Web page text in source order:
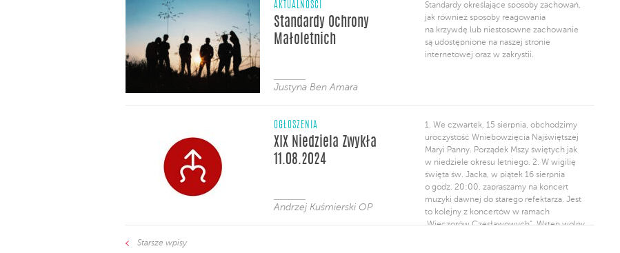
na naszej stronie internetowej
oraz w zakrystii. W naszym klasztorze osobą
zaufania, odpowiedzialną za standardy
ochrony […]
AKTUALNOŚCI
Standardy Ochrony
Małoletnich
Justyna Ben Amara
Standardy określające sposoby zachowań,
jak również sposoby reagowania
na krzywdę lub niestosowne zachowanie
są udostępnione na naszej stronie
internetowej oraz w zakrystii.
OGŁOSZENIA
XIX Niedziela Zwykła
11.08.2024
Andrzej Kuśmierski OP
1. We czwartek, 15 sierpnia, obchodzimy
uroczystość Wniebowzięcia Najświętszej
Maryi Panny. Porządek Mszy świętych jak
w niedziele okresu letniego. 2. W wigilię
święta św. Jacka, w piątek 16 sierpnia
o godz. 20:00, zapraszamy na koncert
muzyki dawnej do starego refektarza. Jest
to kolejny z koncertów w ramach
„Wieczorów Czesławowych”. Wstęp wolny.
Starsze wpisy